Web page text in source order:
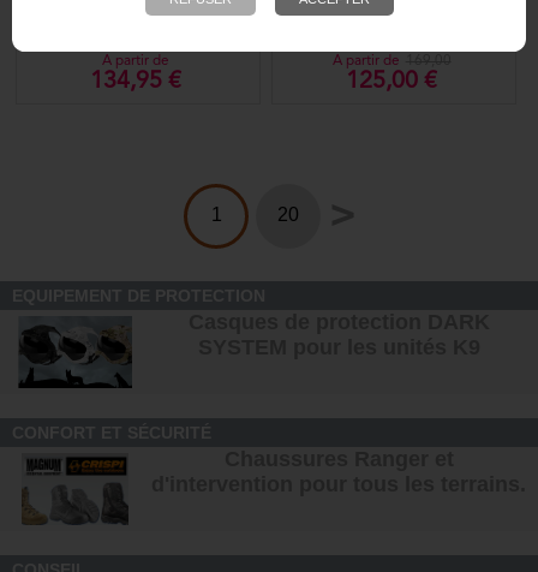
Fentanyl - Getxent /
A partir de
134,95 €
Valise de transport
SIGMAA partir de
125,00 €
1 20